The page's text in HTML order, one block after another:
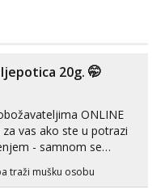
20g. 🤭
ONLINE
vas ako ste u potrazi
- samnom se
preko videopoziva, ili
radim i u paru i
traži mušku osobu